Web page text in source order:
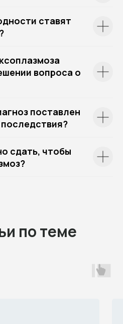
ставят
вопроса о
поставлен
сдать, чтобы
по теме